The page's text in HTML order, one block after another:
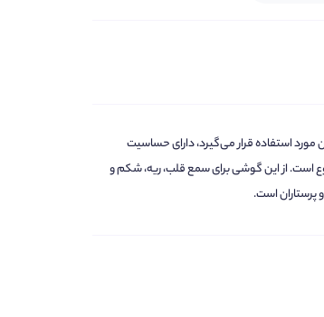
سراسر جهان مورد استفاده قرار می‌گیرد، دارای حساسیت
است. از این گوشی برای سمع قلب، ریه، شکم و
است.